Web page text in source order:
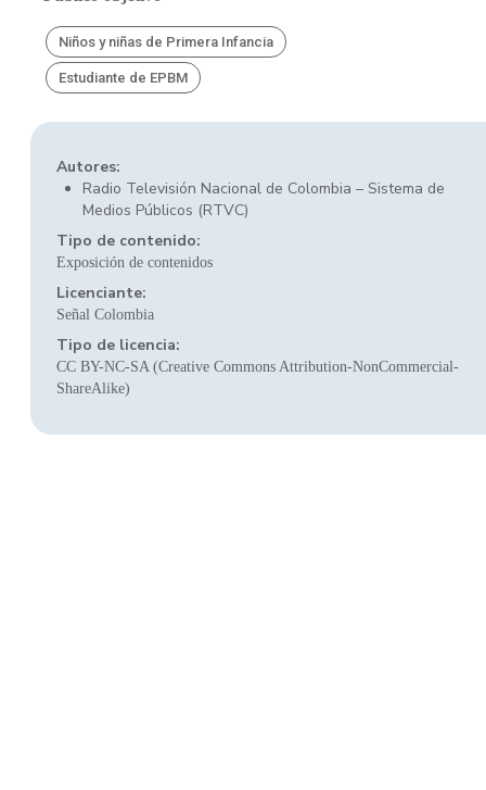
Niños y niñas de Primera Infancia
Estudiante de EPBM
Autores:
Radio Televisión Nacional de Colombia – Sistema de
Medios Públicos (RTVC)
Tipo de contenido:
Exposición de contenidos
Licenciante:
Señal Colombia
Tipo de licencia:
CC BY-NC-SA (Creative Commons Attribution-NonCommercial-
ShareAlike)